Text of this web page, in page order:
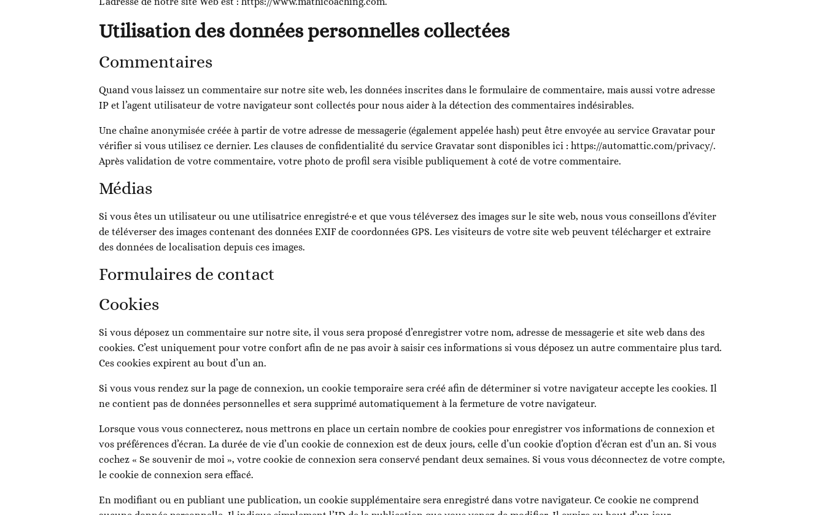
Utilisation des données personnelles collectées
Commentaires
Quand vous laissez un commentaire sur notre site web, les données inscrites dans le formulaire de commentaire, mais aussi votre adresse
IP et l’agent utilisateur de votre navigateur sont collectés pour nous aider à la détection des commentaires indésirables.
Une chaîne anonymisée créée à partir de votre adresse de messagerie (également appelée hash) peut être envoyée au service Gravatar pour
vérifier si vous utilisez ce dernier. Les clauses de confidentialité du service Gravatar sont disponibles ici : https://automattic.com/privacy/.
Après validation de votre commentaire, votre photo de profil sera visible publiquement à coté de votre commentaire.
Médias
Si vous êtes un utilisateur ou une utilisatrice enregistré·e et que vous téléversez des images sur le site web, nous vous conseillons d’éviter
de téléverser des images contenant des données EXIF de coordonnées GPS. Les visiteurs de votre site web peuvent télécharger et extraire
des données de localisation depuis ces images.
Formulaires de contact
Cookies
Si vous déposez un commentaire sur notre site, il vous sera proposé d’enregistrer votre nom, adresse de messagerie et site web dans des
cookies. C’est uniquement pour votre confort afin de ne pas avoir à saisir ces informations si vous déposez un autre commentaire plus tard.
Ces cookies expirent au bout d’un an.
Si vous vous rendez sur la page de connexion, un cookie temporaire sera créé afin de déterminer si votre navigateur accepte les cookies. Il
ne contient pas de données personnelles et sera supprimé automatiquement à la fermeture de votre navigateur.
Lorsque vous vous connecterez, nous mettrons en place un certain nombre de cookies pour enregistrer vos informations de connexion et
vos préférences d’écran. La durée de vie d’un cookie de connexion est de deux jours, celle d’un cookie d’option d’écran est d’un an. Si vous
cochez « Se souvenir de moi », votre cookie de connexion sera conservé pendant deux semaines. Si vous vous déconnectez de votre compte,
le cookie de connexion sera effacé.
En modifiant ou en publiant une publication, un cookie supplémentaire sera enregistré dans votre navigateur. Ce cookie ne comprend